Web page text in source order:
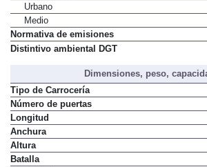
Urbano
Medio
Normativa de emisiones
Distintivo ambiental DGT
Dimensiones, peso,
Tipo de Carrocería
Número de puertas
Longitud
Anchura
Altura
Batalla